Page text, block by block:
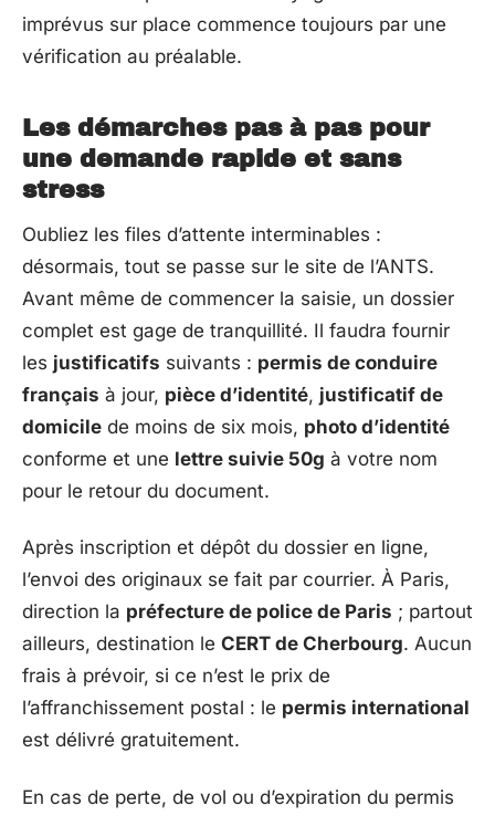
imprévus sur place commence toujours par une
vérification au préalable.
Les démarches pas à pas pour
une demande rapide et sans
stress
Oubliez les files d’attente interminables :
désormais, tout se passe sur le site de l’ANTS.
Avant même de commencer la saisie, un dossier
complet est gage de tranquillité. Il faudra fournir
les justificatifs suivants : permis de conduire
français à jour, pièce d’identité, justificatif de
domicile de moins de six mois, photo d’identité
conforme et une lettre suivie 50g à votre nom
pour le retour du document.
Après inscription et dépôt du dossier en ligne,
l’envoi des originaux se fait par courrier. À Paris,
direction la préfecture de police de Paris ; partout
ailleurs, destination le CERT de Cherbourg. Aucun
frais à prévoir, si ce n’est le prix de
l’affranchissement postal : le permis international
est délivré gratuitement.
En cas de perte, de vol ou d’expiration du permis